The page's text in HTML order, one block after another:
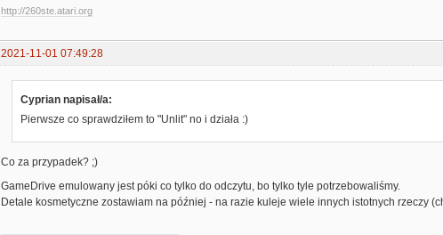
http://260ste.atari.org
2021-11-01 07:49:28
Cyprian napisał/a:
Pierwsze co sprawdziłem to "Unlit" no i działa :)
Co za przypadek? ;)
GameDrive emulowany jest póki co tylko do odczytu, bo tylko tyle potrzebowaliśmy.
Detale kosmetyczne zostawiam na później - na razie kuleje wiele innych istotnych rzeczy